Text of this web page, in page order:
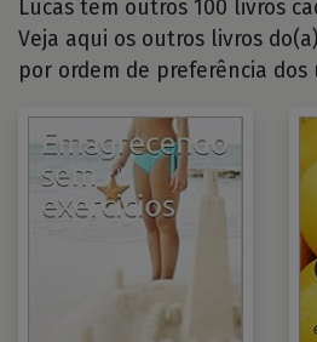
Lucas tem outros 100 livros
Veja aqui os outros livros
por ordem de preferência dos